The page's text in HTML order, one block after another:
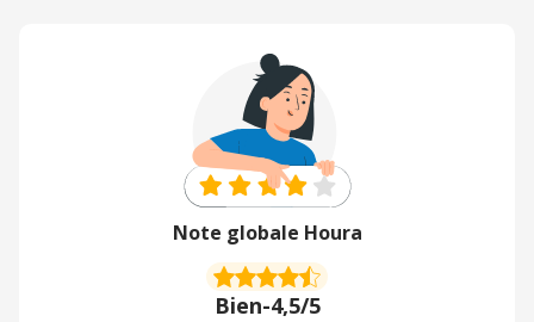
Note globale Houra
Bien-4,5/5